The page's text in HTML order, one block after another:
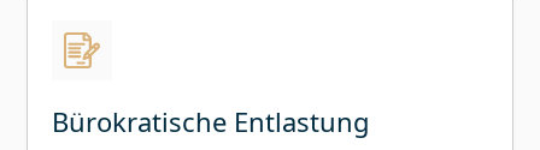
Bürokratische Entlastung